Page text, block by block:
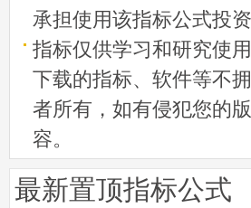
承担使用该指标公式投
指标仅供学习和研究使
下载的指标、软件等不
者所有，如有侵犯您的
容。
最新置顶指标公式